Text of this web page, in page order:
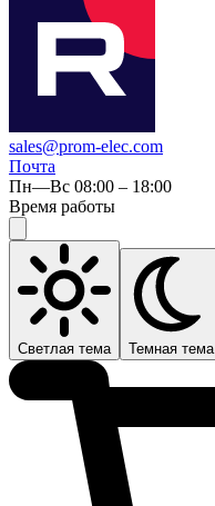
sales@prom-elec.com
Почта
Пн—Вс 08:00 – 18:00
Время работы
Светлая тема Темная тема